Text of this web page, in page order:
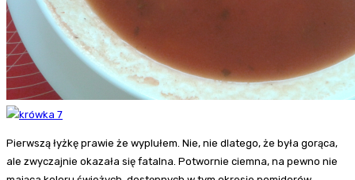
Pierwszą łyżkę prawie że wyplułem. Nie, nie dlatego, że była gorąca,
ale zwyczajnie okazała się fatalna. Potwornie ciemna, na pewno nie